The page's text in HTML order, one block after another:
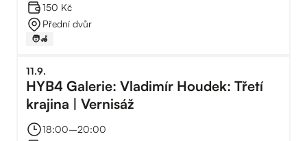
150 Kč
Přední dvůr
🧑‍🦽
11.9.
HYB4 Galerie: Vladimír Houdek: Třetí
krajina | Vernisáž
18:00–⁠20:00